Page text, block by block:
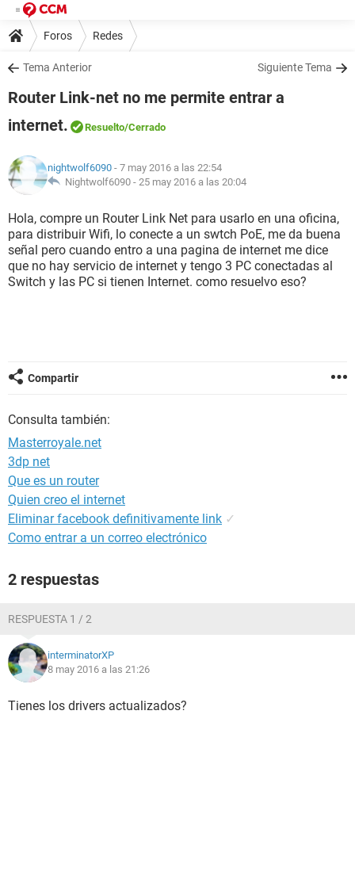
Foros Redes
Tema Anterior Siguiente Tema
Router Link-net no me permite entrar a
internet.
Resuelto/Cerrado
nightwolf6090 - 7 may 2016 a las 22:54
Nightwolf6090 - 25 may 2016 a las 20:04
Hola, compre un Router Link Net para usarlo en una oficina,
para distribuir Wifi, lo conecte a un swtch PoE, me da buena
señal pero cuando entro a una pagina de internet me dice
que no hay servicio de internet y tengo 3 PC conectadas al
Switch y las PC si tienen Internet. como resuelvo eso?
Compartir
Consulta también:
Masterroyale.net
3dp net
Que es un router
Quien creo el internet
Eliminar facebook definitivamente link ✓
Como entrar a un correo electrónico
2 respuestas
RESPUESTA 1 / 2
interminatorXP
8 may 2016 a las 21:26
Tienes los drivers actualizados?